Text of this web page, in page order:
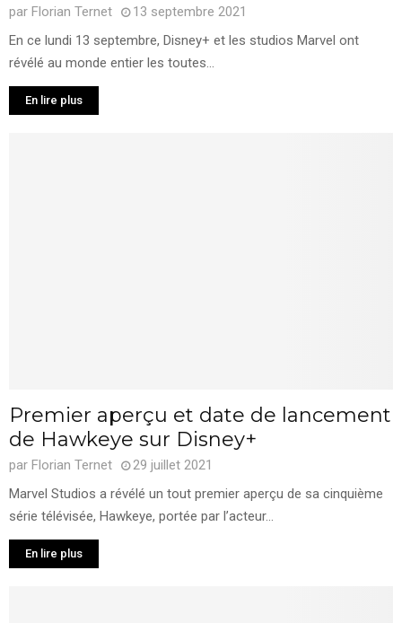
par Florian Ternet
13 septembre 2021
En ce lundi 13 septembre, Disney+ et les studios Marvel ont
révélé au monde entier les toutes...
En lire plus
Premier aperçu et date de lancement
de Hawkeye sur Disney+
par Florian Ternet
29 juillet 2021
Marvel Studios a révélé un tout premier aperçu de sa cinquième
série télévisée, Hawkeye, portée par l’acteur...
En lire plus